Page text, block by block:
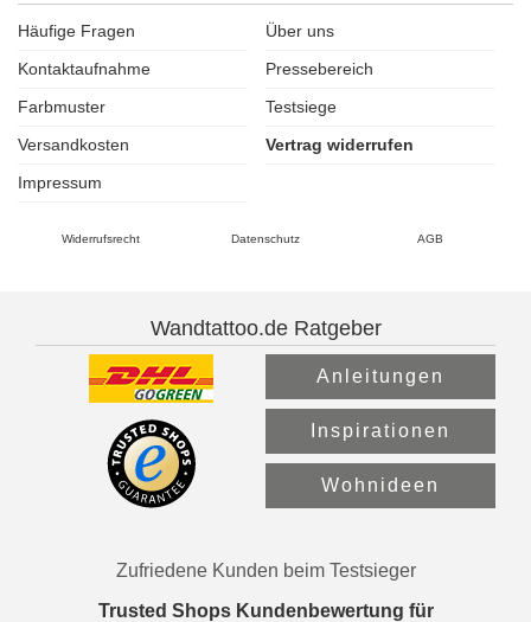
Häufige Fragen
Über uns
Kontaktaufnahme
Pressebereich
Farbmuster
Testsiege
Versandkosten
Vertrag widerrufen
Impressum
Widerrufsrecht Datenschutz AGB
Wandtattoo.de Ratgeber
Anleitungen
Inspirationen
Wohnideen
Zufriedene Kunden beim Testsieger
Trusted Shops Kundenbewertung für